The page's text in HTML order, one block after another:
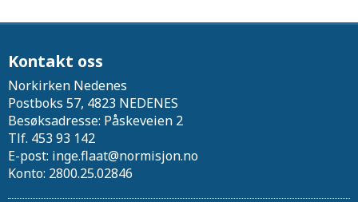
Kontakt oss
Norkirken Nedenes
Postboks 57, 4823 NEDENES
Besøksadresse: Påskeveien 2
Tlf. 453 93 142
E-post: inge.flaat@normisjon.no
Konto: 2800.25.02846